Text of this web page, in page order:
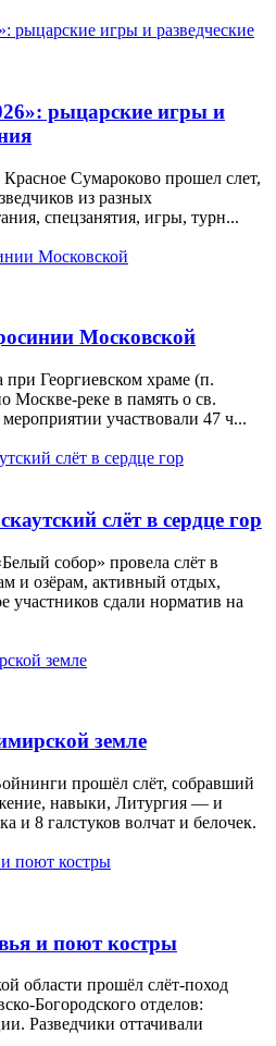
рыцарские игры и
Сумароково прошел слет,
из разных
спецзанятия, игры, турн...
Московской
Георгиевском храме (п.
Москве‑реке в память о св.
участвовали 47 ч...
слёт в сердце гор
собор» провела слёт в
и озёрам, активный отдых,
участников сдали норматив на
земле
прошёл слёт, собравший
навыки, Литургия — и
и 8 галстуков волчат и белочек.
и поют костры
области прошёл слёт‑поход
Богородского отделов:
Разведчики оттачивали